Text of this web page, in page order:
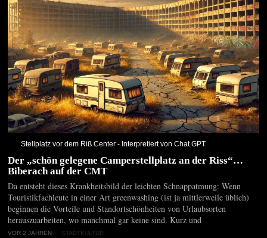
Stellplatz vor dem Riß Center - Interpretiert von Chat GPT
Der „schön gelegene Camperstellplatz an der Riss“…
Biberach auf der CMT
Da entsteht dieses Krankheitsbild der leichten Schnappatmung: Wenn
Touristikfachleute in einer Art greenwashing (ist ja mittlerweile üblich)
beginnen die Vorteile und Standortschönheiten von Urlaubsorten
herauszuarbeiten, wo manchmal gar keine sind. Kurz und
VOR 2 JAHREN STADTKULTUR